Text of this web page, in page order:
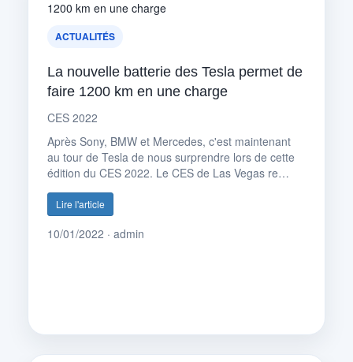
ACTUALITÉS
La nouvelle batterie des Tesla permet de
faire 1200 km en une charge
CES 2022
Après Sony, BMW et Mercedes, c'est maintenant
au tour de Tesla de nous surprendre lors de cette
édition du CES 2022. Le CES de Las Vegas re…
Lire l'article
10/01/2022 · admin